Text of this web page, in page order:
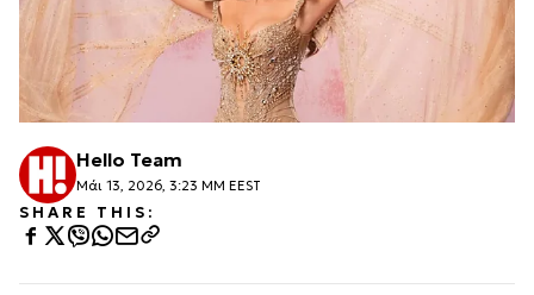
Hello Team
Μάι 13, 2026, 3:23 ΜΜ EEST
SHARE THIS: